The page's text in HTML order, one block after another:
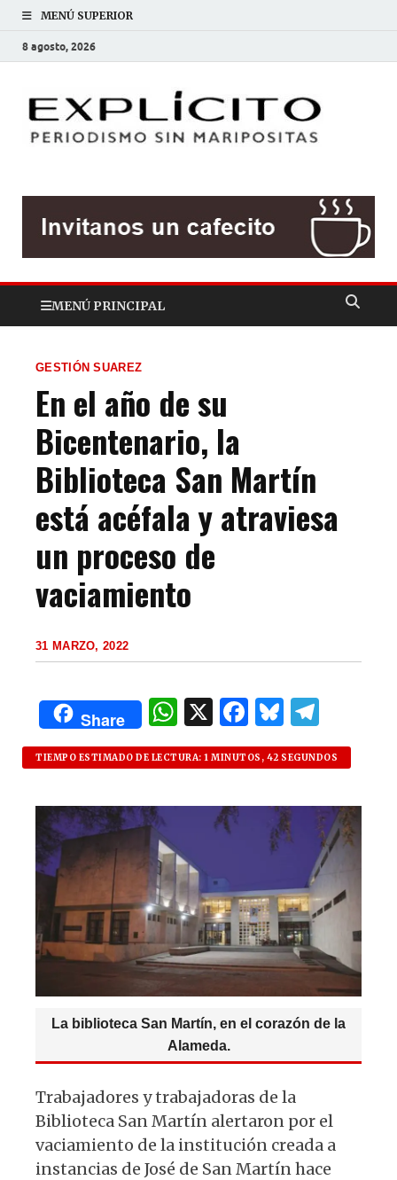
MENÚ SUPERIOR
8 agosto, 2026
MENÚ PRINCIPAL
GESTIÓN SUAREZ
En el año de su
Bicentenario, la
Biblioteca San Martín
está acéfala y atraviesa
un proceso de
vaciamiento
31 MARZO, 2022
Share
W
h
at
s
p
p
X F
a
c
e
o
k
B
lu
es
k
y
el
e
g
ra
m
TIEMPO ESTIMADO DE LECTURA: 1 MINUTOS, 42 SEGUNDOS
La biblioteca San Martín, en el corazón de la
Alameda.
Trabajadores y trabajadoras de la
Biblioteca San Martín alertaron por el
vaciamiento de la institución creada a
instancias de José de San Martín hace